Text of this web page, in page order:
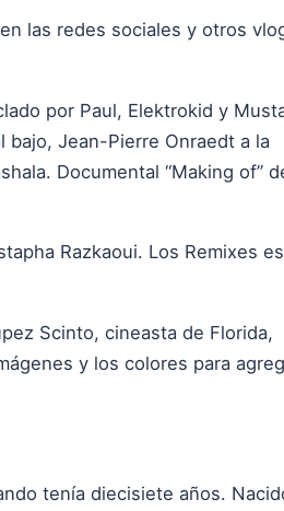
las redes sociales y otros
por Paul, Elektrokid y
bajo, Jean-Pierre Onraedt a la
Documental “Making of”
Razkaoui. Los Remixes
Scinto, cineasta de Florida,
y los colores para
tenía diecisiete años.